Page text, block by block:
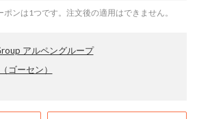
ンは1つです。注文後の適用はできません。
アルペングループ
（ゴーセン）